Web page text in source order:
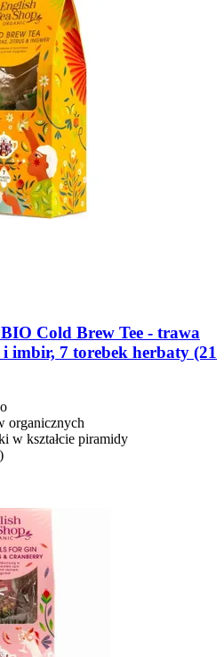
BIO Cold Brew Tee -​ trawa
imbir, 7 torebek herbaty (21
organicznych
w kształcie piramidy